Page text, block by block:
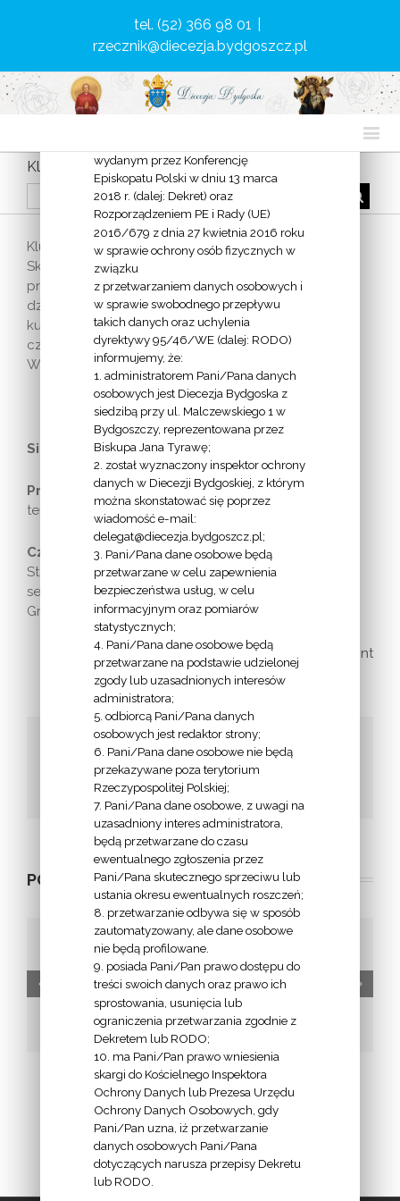
tel. (52) 366 98 01
rzecznik@diecezja.bydgoszcz.pl
Klub Inteligencji Katolickiej w Bydgoszczy
Klub powstał w 1981 r. przy Par. św. Andrzeja Boboli.
Skupia inteligencję pragnącą w sposób świadomy
przeżywać swe powołanie ludzi świeckich. W swej
działalności tworzącej, pogłębiającej i szerzącej
kulturę intelektualną, artystyczną i obyczajową,
czerpie inspirację z dokumentów II Soboru
Watykańskiego.
Siedziba: pl. Kościeleckich 7, 85-033 Bydgoszcz
Prezes:
Teresa Bermańska – (885 972 601;
teresa.bermanska@interia.pl),
Członkowie Zarządu:Tadeusz Furgał – wiceprezes,
Stanisław Sobieszczański – wiceprezes, Jan Zygaj –
sekretarz, Henryk Hoza – z-ca sekretarza, Krystyna
Grabowska – skarbnik, Barbara Rakowska-Mila
print
Udostępnij to!
FacebookTwitterGoogle+Email
POWIĄZANE POSTY
Młodzi PLUS
Modlitwy za
KLAUZULA INFORMACYJNA
Zgodnie z Dekretem ogólnym w
sprawie ochrony osób fizycznych w
wydanym przez Konferencję
Episkopatu Polski w dniu 13 marca
2018 r. (dalej: Dekret) oraz
Rozporządzeniem PE i Rady (UE)
2016/679 z dnia 27 kwietnia 2016 roku
w sprawie ochrony osób fizycznych w
związku
z przetwarzaniem danych osobowych i
w sprawie swobodnego przepływu
takich danych oraz uchylenia
dyrektywy 95/46/WE (dalej: RODO)
informujemy, że:
1. administratorem Pani/Pana danych
osobowych jest Diecezja Bydgoska z
siedzibą przy ul. Malczewskiego 1 w
Bydgoszczy, reprezentowana przez
Biskupa Jana Tyrawę;
2. został wyznaczony inspektor ochrony
danych w Diecezji Bydgoskiej, z którym
można skonstatować się poprzez
wiadomość e-mail:
delegat@diecezja.bydgoszcz.pl;
3. Pani/Pana dane osobowe będą
przetwarzane w celu zapewnienia
bezpieczeństwa usług, w celu
informacyjnym oraz pomiarów
statystycznych;
4. Pani/Pana dane osobowe będą
przetwarzane na podstawie udzielonej
zgody lub uzasadnionych interesów
administratora;
5. odbiorcą Pani/Pana danych
osobowych jest redaktor strony;
6. Pani/Pana dane osobowe nie będą
przekazywane poza terytorium
Rzeczypospolitej Polskiej;
7. Pani/Pana dane osobowe, z uwagi na
uzasadniony interes administratora,
będą przetwarzane do czasu
ewentualnego zgłoszenia przez
Pani/Pana skutecznego sprzeciwu lub
ustania okresu ewentualnych roszczeń;
8. przetwarzanie odbywa się w sposób
zautomatyzowany, ale dane osobowe
nie będą profilowane.
9. posiada Pani/Pan prawo dostępu do
treści swoich danych oraz prawo ich
sprostowania, usunięcia lub
ograniczenia przetwarzania zgodnie z
Dekretem lub RODO;
10. ma Pani/Pan prawo wniesienia
skargi do Kościelnego Inspektora
Ochrony Danych lub Prezesa Urzędu
Ochrony Danych Osobowych, gdy
Pani/Pan uzna, iż przetwarzanie
danych osobowych Pani/Pana
dotyczących narusza przepisy Dekretu
lub RODO.